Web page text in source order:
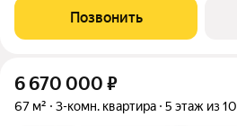
Позвонить
6 670 000 ₽
67 м² 3-комн. квартира 5 этаж из 10